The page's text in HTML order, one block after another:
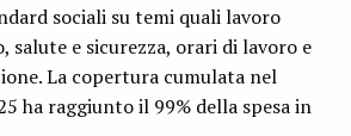
sociali su temi quali lavoro
salute e sicurezza, orari di lavoro e
La copertura cumulata nel
ha raggiunto il 99% della spesa in